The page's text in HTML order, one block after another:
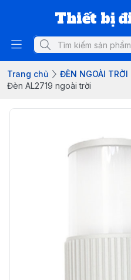
Thiết bị
Trang chủ ĐÈN NGOÀI TRỜI
Đèn AL2719 ngoài trời